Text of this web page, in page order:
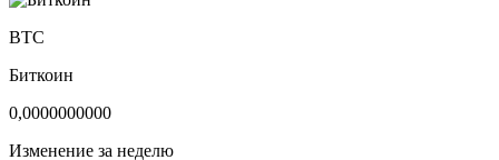
BTC
Биткоин
0,0000000000
Изменение за неделю